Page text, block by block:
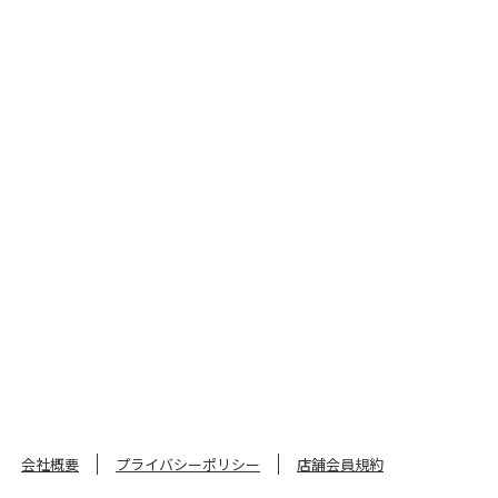
​会社概要 プライバシーポリシー 店舗会員規約